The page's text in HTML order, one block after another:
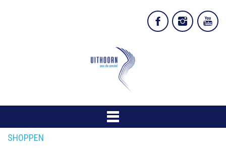
SHOPPEN